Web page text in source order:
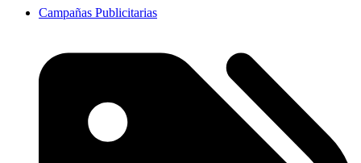
Campañas Publicitarias